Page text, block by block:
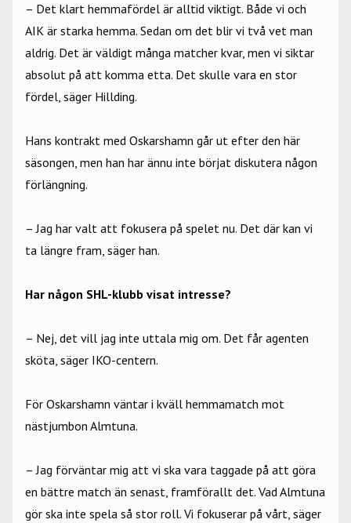
– Det klart hemmafördel är alltid viktigt. Både vi och
AIK är starka hemma. Sedan om det blir vi två vet man
aldrig. Det är väldigt många matcher kvar, men vi siktar
absolut på att komma etta. Det skulle vara en stor
fördel, säger Hillding.
Hans kontrakt med Oskarshamn går ut efter den här
säsongen, men han har ännu inte börjat diskutera någon
förlängning.
– Jag har valt att fokusera på spelet nu. Det där kan vi
ta längre fram, säger han.
Har någon SHL-klubb visat intresse?
– Nej, det vill jag inte uttala mig om. Det får agenten
sköta, säger IKO-centern.
För Oskarshamn väntar i kväll hemmamatch mot
nästjumbon Almtuna.
– Jag förväntar mig att vi ska vara taggade på att göra
en bättre match än senast, framförallt det. Vad Almtuna
gör ska inte spela så stor roll. Vi fokuserar på vårt, säger